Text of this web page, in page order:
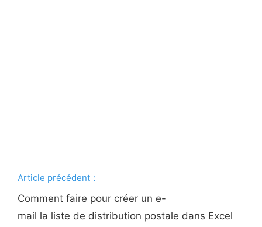
Article précédent：
Comment faire pour créer un e-
mail la liste de distribution postale dans Excel